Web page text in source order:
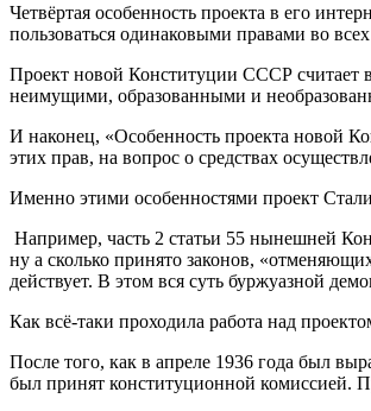
Четвёртая особенность проекта в его
пользоваться одинаковыми правами во
Проект новой Конституции СССР
неимущими, образованными и
И наконец, «Особенность проекта новой
этих прав, на вопрос о средствах
Именно этими особенностями проект
Например, часть 2 статьи 55 нынешней
ну а сколько принято законов,
действует. В этом вся суть буржуазной
Как всё-таки проходила работа над
После того, как в апреле 1936 года был
был принят конституционной